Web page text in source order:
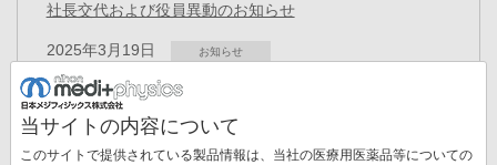
社長交代および役員異動のお知らせ
2025年3月19日 お知らせ
「健康経営優良法人 2025（大規模法人部門）」に認定
2024年12月02日
GEヘルスケアによる当社株式取得について
当サイトの内容について
このサイトで提供されている製品情報は、当社の医療用医薬品等についての